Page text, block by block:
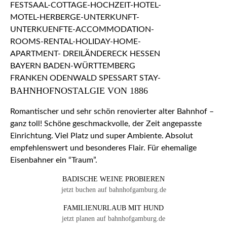
BAHNHOFNOSTALGIE VON 1886
Romantischer und sehr schön renovierter alter Bahnhof –
ganz toll! Schöne geschmackvolle, der Zeit angepasste
Einrichtung. Viel Platz und super Ambiente. Absolut
empfehlenswert und besonderes Flair. Für ehemalige
Eisenbahner ein “Traum”.
BADISCHE WEINE PROBIEREN
jetzt buchen auf bahnhofgamburg.de
FAMILIENURLAUB MIT HUND
jetzt planen auf bahnhofgamburg.de